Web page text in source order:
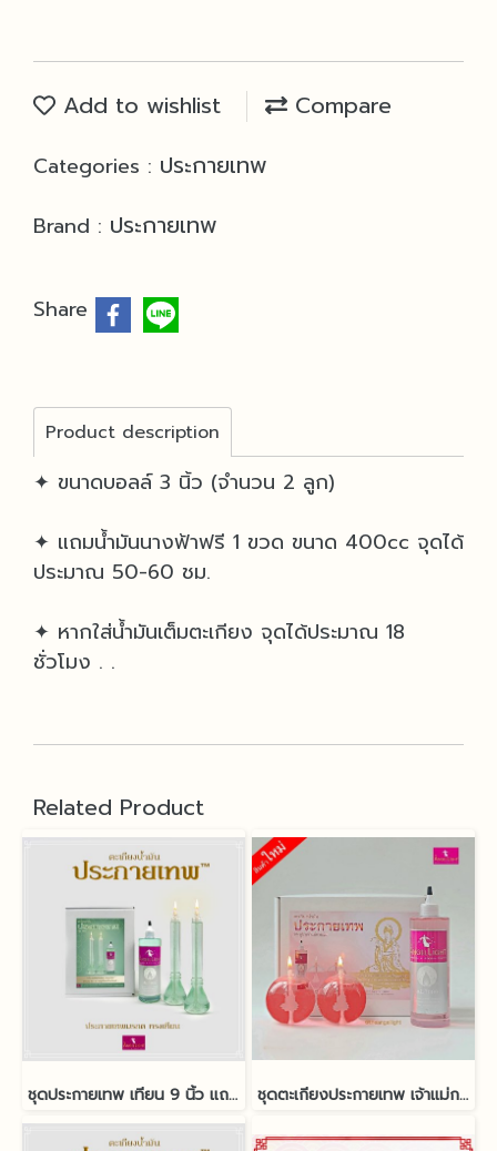
Add to wishlist Compare
Categories : ประกายเทพ
Brand : ประกายเทพ
Share
Product description
✦ ขนาดบอลล์ 3 นิ้ว (จำนวน 2 ลูก)
✦ แถมน้ำมันนางฟ้าฟรี 1 ขวด ขนาด 400cc จุดได้
ประมาณ 50-60 ชม.
✦ หากใส่น้ำมันเต็มตะเกียง จุดได้ประมาณ 18
ชั่วโมง . .
Related Product
ชุดประกายเทพ เทียน 9 นิ้ว แถมฟรีน้ำมันนางฟ้า ชุดตะเกียงประกายเทพ เจ้าแม่กวนอิม (สลัก) แถมฟรีน้ำมันนางฟ้า